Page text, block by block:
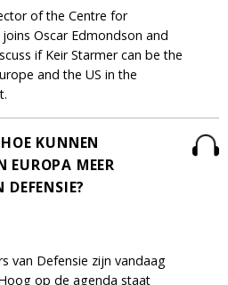
of the Centre for
Oscar Edmondson and
if Keir Starmer can be the
and the US in the
KUNNEN
EUROPA MEER
DEFENSIE?
van Defensie zijn vandaag
op de agenda staat